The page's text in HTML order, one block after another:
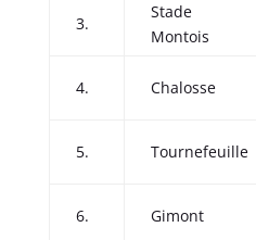
3.
Stade
Montois
4. Chalosse
5. Tournefeuille
6. Gimont